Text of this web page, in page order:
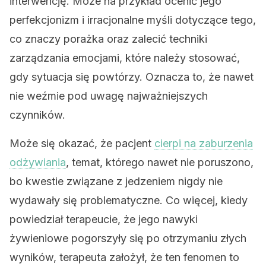
perfekcjonizm i irracjonalne myśli dotyczące tego,
co znaczy porażka oraz zalecić techniki
zarządzania emocjami, które należy stosować,
gdy sytuacja się powtórzy. Oznacza to, że nawet
nie weźmie pod uwagę najważniejszych
czynników.
Może się okazać, że pacjent cierpi na zaburzenia
odżywiania, temat, którego nawet nie poruszono,
bo kwestie związane z jedzeniem nigdy nie
wydawały się problematyczne. Co więcej, kiedy
powiedział terapeucie, że jego nawyki
żywieniowe pogorszyły się po otrzymaniu złych
wyników, terapeuta założył, że ten fenomen to